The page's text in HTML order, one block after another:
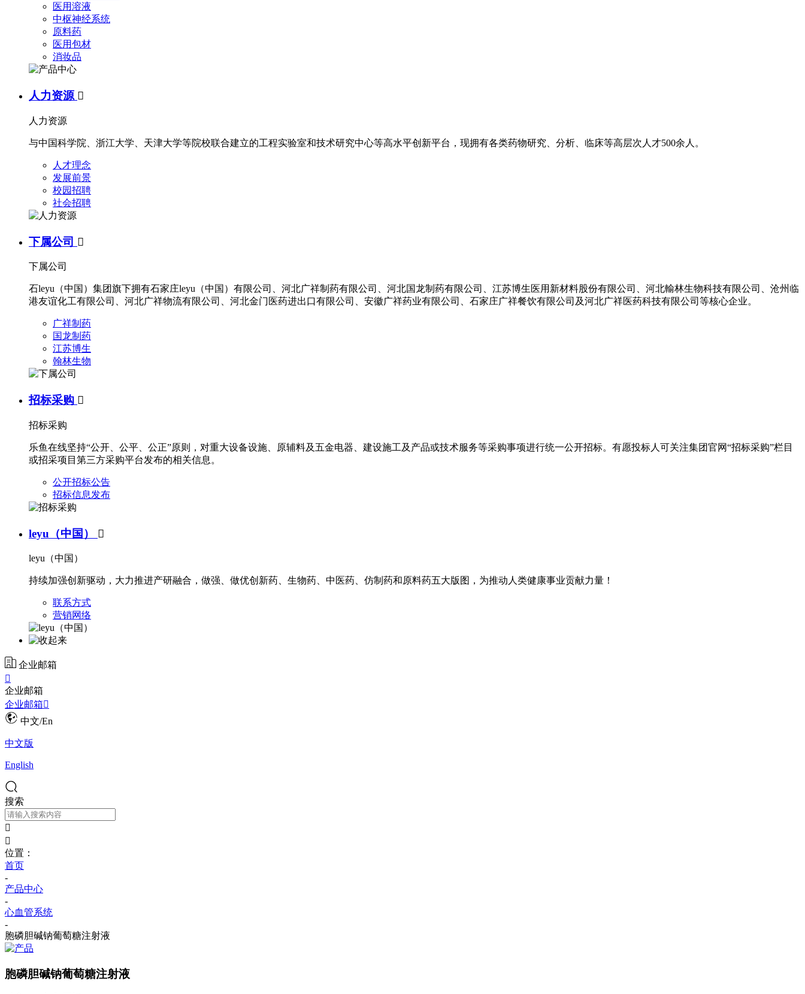
医用溶液
中枢神经系统
原料药
医用包材
消妆品
人力资源 
人力资源
与中国科学院、浙江大学、天津大学等院校联合建立的工程实验室和技术研究中心等高水平创新平台，现拥有各类药物研究、分析、临床等高层次人才500余人。
人才理念
发展前景
校园招聘
社会招聘
下属公司 
下属公司
石leyu（中国）集团旗下拥有石家庄leyu（中国）有限公司、河北广祥制药有限公司、河北国龙制药有限公司、江苏博生医用新材料股份有限公司、河北輸林生物科技有限公司、沧州临
港友谊化工有限公司、河北广祥物流有限公司、河北金门医药进出口有限公司、安徽广祥药业有限公司、石家庄广祥餐饮有限公司及河北广祥医药科技有限公司等核心企业。
广祥制药
国龙制药
江苏博生
翰林生物
招标采购 
招标采购
乐鱼在线坚持“公开、公平、公正”原则，对重大设备设施、原辅料及五金电器、建设施工及产品或技术服务等采购事项进行统一公开招标。有愿投标人可关注集团官网“招标采购”栏目
或招采项目第三方采购平台发布的相关信息。
公开招标公告
招标信息发布
leyu（中国） 
leyu（中国）
持续加强创新驱动，大力推进产研融合，做强、做优创新药、生物药、中医药、仿制药和原料药五大版图，为推动人类健康事业贡献力量！
联系方式
营销网络
企业邮箱

企业邮箱
企业邮箱
中文/En
中文版
English
搜索


位置：
首页
-
产品中心
-
心血管系统
-
胞磷胆碱钠葡萄糖注射液
胞磷胆碱钠葡萄糖注射液